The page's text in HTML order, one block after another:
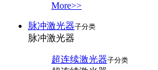
More>>
脉冲激光器子分类
脉冲激光器
超连续激光器子分类